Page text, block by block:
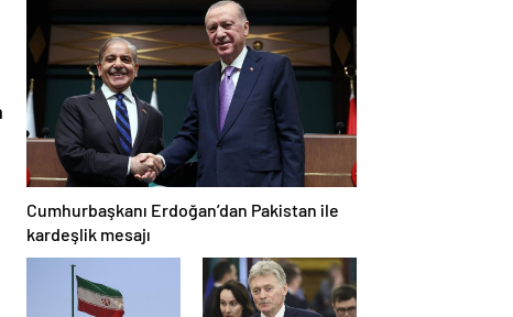
verileceğini açıkladı
Cumhurbaşkanı Erdoğan’dan Pakistan ile
kardeşlik mesajı